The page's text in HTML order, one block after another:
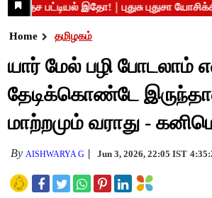
Home தமிழகம்
யார் மேல் பழி போடலாம்
தேடிக்கொண்டே
மாற்றமும் வராது -
By AISHWARYA G Jun 3, 2026, 22:05 IST